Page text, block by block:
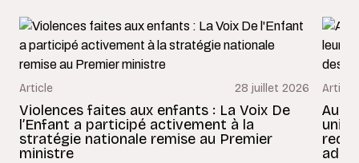
Article 28 juillet 2026
Violences faites aux enfants : La Voix De
l’Enfant a participé activement à la
stratégie nationale remise au Premier
ministre
Article
Au